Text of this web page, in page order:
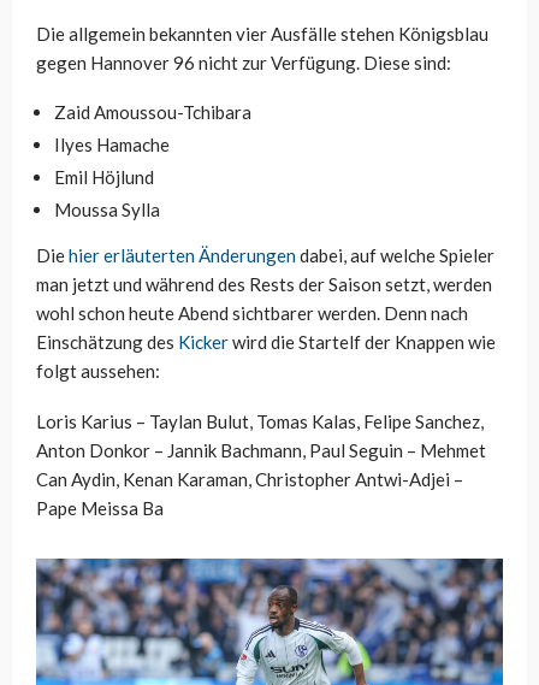
Die allgemein bekannten vier Ausfälle stehen Königsblau
gegen Hannover 96 nicht zur Verfügung. Diese sind:
Zaid Amoussou-Tchibara
Ilyes Hamache
Emil Höjlund
Moussa Sylla
Diehier erläuterten Änderungendabei, auf welche Spieler
man jetzt und während des Rests der Saison setzt, werden
wohl schon heute Abend sichtbarer werden. Denn nach
Einschätzung des Kickerwird die Startelf der Knappen wie
folgt aussehen:
Loris Karius – Taylan Bulut, Tomas Kalas, Felipe Sanchez,
Anton Donkor – Jannik Bachmann, Paul Seguin – Mehmet
Can Aydin, Kenan Karaman, Christopher Antwi-Adjei –
Pape Meissa Ba